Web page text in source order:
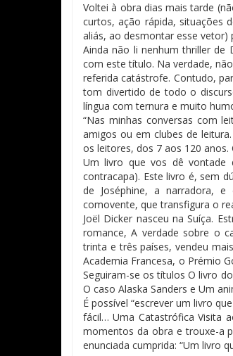
Voltei à obra dias mais tarde
curtos, ação rápida, situações
aliás, ao desmontar esse vetor)
Ainda não li nenhum thriller de
com este título. Na verdade,
referida catástrofe. Contudo,
tom divertido de todo o
língua com ternura e muito
“Nas minhas conversas com
amigos ou em clubes de
os leitores, dos 7 aos 120
Um livro que vos dê vontade
contracapa). Este livro é, sem
de Joséphine, a narradora,
comovente, que transfigura o
Joël Dicker nasceu na Suíça.
romance, A verdade sobre o
trinta e três países, vendeu
Academia Francesa, o Prémio
Seguiram-se os títulos O livro
O caso Alaska Sanders e Um
É possível “escrever um livro
fácil… Uma Catastrófica Visita
momentos da obra e trouxe-a
enunciada cumprida: “Um livro